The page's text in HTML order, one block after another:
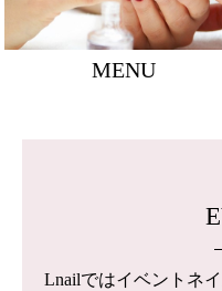
MENU
Lnailではイベントネ